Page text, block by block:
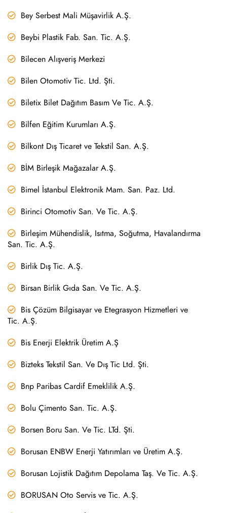
Bey Serbest Mali Müşavirlik A.Ş.
Beybi Plastik Fab. San. Tic. A.Ş.
Bilecen Alışveriş Merkezi
Bilen Otomotiv Tic. Ltd. Şti.
Biletix Bilet Dağıtım Basım Ve Tic. A.Ş.
Bilfen Eğitim Kurumları A.Ş.
Bilkont Dış Ticaret ve Tekstil San. A.Ş.
BİM Birleşik Mağazalar A.Ş.
Bimel İstanbul Elektronik Mam. San. Paz. Ltd.
Birinci Otomotiv San. Ve Tic. A.Ş.
Birleşim Mühendislik, Isıtma, Soğutma, Havalandırma
San. Tic. A.Ş.
Birlik Dış Tic. A.Ş.
Birsan Birlik Gıda San. Ve Tic. A.Ş.
Bis Çözüm Bilgisayar ve Etegrasyon Hizmetleri ve
Tic. A.Ş.
Bis Enerji Elektrik Üretim A.Ş
Bizteks Tekstil San. Ve Dış Tic Ltd. Şti.
Bnp Paribas Cardif Emeklilik A.Ş.
Bolu Çimento San. Tic. A.Ş.
Borsen Boru San. Ve Tic. LTd. Şti.
Borusan ENBW Enerji Yatırımları ve Üretim A.Ş.
Borusan Lojistik Dağıtım Depolama Taş. Ve Tic. A.Ş.
BORUSAN Oto Servis ve Tic. A.Ş.